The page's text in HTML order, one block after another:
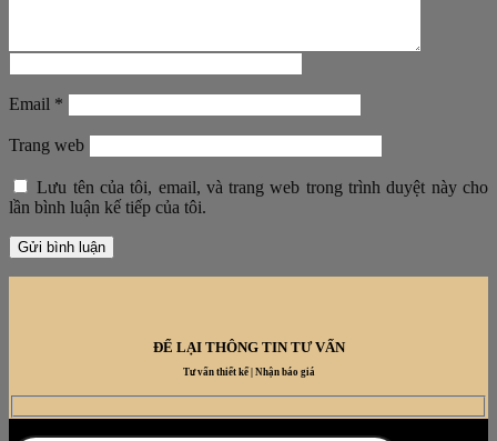
Email *
Trang web
Lưu tên của tôi, email, và trang web trong trình duyệt này cho
lần bình luận kế tiếp của tôi.
ĐỂ LẠI THÔNG TIN TƯ VẤN
Tư vấn thiết kế | Nhận báo giá